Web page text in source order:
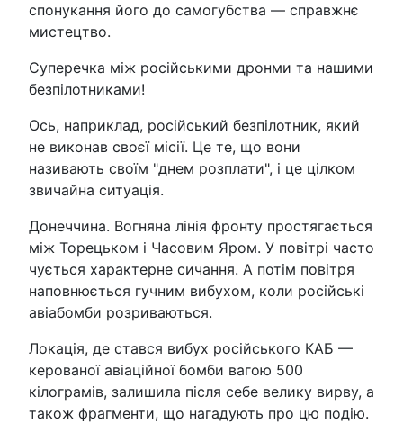
спонукання його до самогубства — справжнє
мистецтво.
Суперечка між російськими дронми та нашими
безпілотниками!
Ось, наприклад, російський безпілотник, який
не виконав своєї місії. Це те, що вони
називають своїм "днем розплати", і це цілком
звичайна ситуація.
Донеччина. Вогняна лінія фронту простягається
між Торецьком і Часовим Яром. У повітрі часто
чується характерне сичання. А потім повітря
наповнюється гучним вибухом, коли російські
авіабомби розриваються.
Локація, де стався вибух російського КАБ —
керованої авіаційної бомби вагою 500
кілограмів, залишила після себе велику вирву, а
також фрагменти, що нагадують про цю подію.